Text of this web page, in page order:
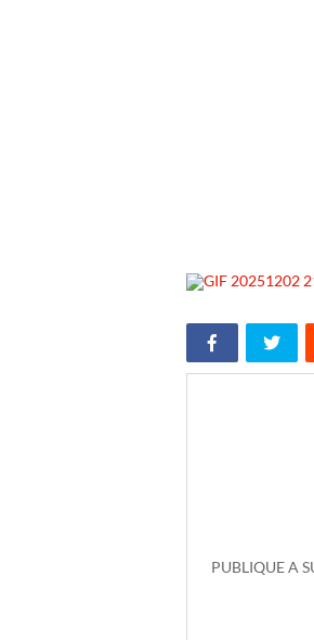
PUBLIQUE A